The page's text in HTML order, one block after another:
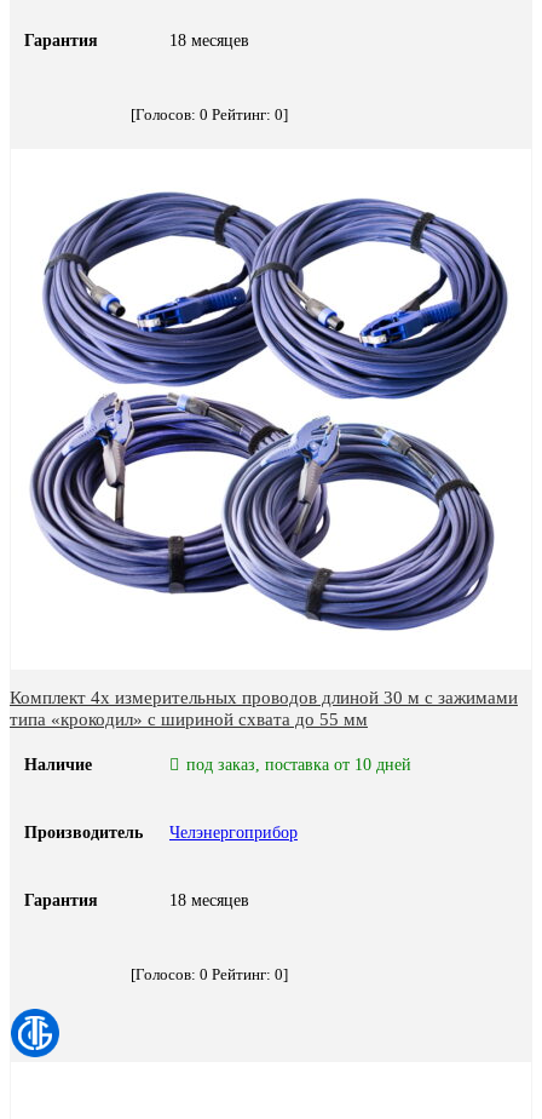
Гарантия 18 месяцев
[Голосов: 0 Рейтинг: 0]
Комплект 4х измерительных проводов длиной 30 м с зажимами
типа «крокодил» с шириной схвата до 55 мм
Наличие под заказ, поставка от 10 дней
Производитель Челэнергоприбор
Гарантия 18 месяцев
[Голосов: 0 Рейтинг: 0]